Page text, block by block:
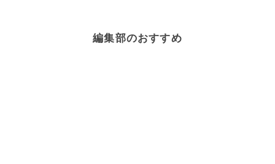
編集部のおすすめ